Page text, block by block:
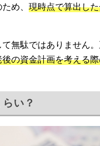
め、 現時点で算出し
無駄ではありません。
の資金計画を考える
い？